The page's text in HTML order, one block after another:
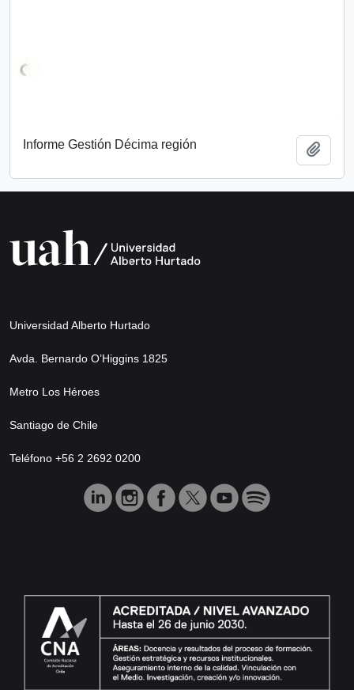
Informe Gestión Décima región
Universidad Alberto Hurtado
Avda. Bernardo O’Higgins 1825
Metro Los Héroes
Santiago de Chile
Teléfono +56 2 2692 0200